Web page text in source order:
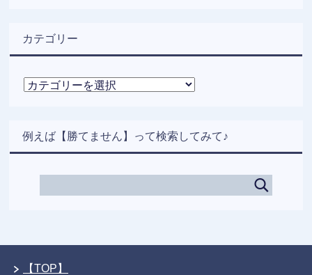
カテゴリー
カ
ー
例えば【勝てません】って検索してみて♪
【TOP】